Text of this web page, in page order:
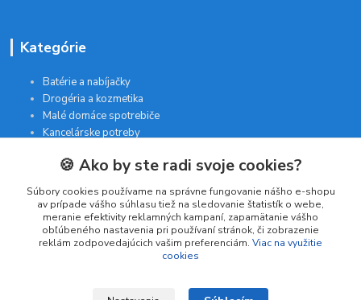
Kategórie
Batérie a nabíjačky
Drogéria a kozmetika
Malé domáce spotrebiče
Kancelárske potreby
Kontakt
INTERGAM s.r.o
Jelšová 5
🍪 Ako by ste radi svoje cookies?
Súbory cookies používame na správne fungovanie nášho e-shopu
av prípade vášho súhlasu tiež na sledovanie štatistík o webe,
meranie efektivity reklamných kampaní, zapamätanie vášho
obľúbeného nastavenia pri používaní stránok, či zobrazenie
reklám zodpovedajúcich vašim preferenciám. Viac na využitie
cookies